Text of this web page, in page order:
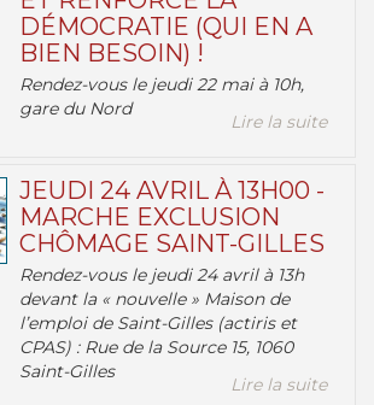
DÉMOCRATIE (QUI EN A
BIEN BESOIN) !
Rendez-vous le jeudi 22 mai à 10h,
gare du Nord
Lire la suite
JEUDI 24 AVRIL À 13H00 -
MARCHE EXCLUSION
CHÔMAGE SAINT-GILLES
Rendez-vous le jeudi 24 avril à 13h
devant la « nouvelle » Maison de
l’emploi de Saint-Gilles (actiris et
CPAS) : Rue de la Source 15, 1060
Saint-Gilles
Lire la suite